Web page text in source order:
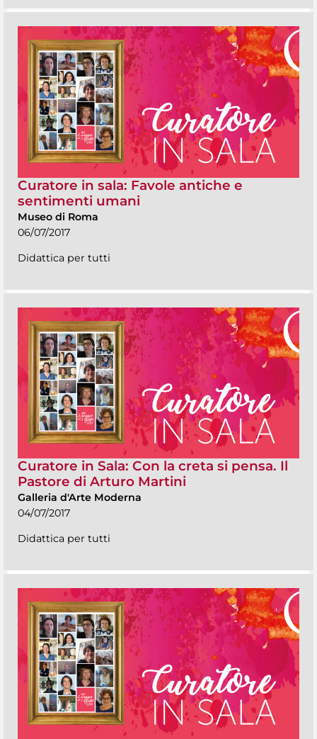
Curatore in sala: Favole antiche e
sentimenti umani
Museo di Roma
06/07/2017
Didattica per tutti
Curatore in Sala: Con la creta si pensa. Il
Pastore di Arturo Martini
Galleria d'Arte Moderna
04/07/2017
Didattica per tutti